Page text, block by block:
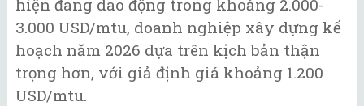
hiện đang dao động trong khoảng 2.000-
3.000 USD/mtu, doanh nghiệp xây dựng kế
hoạch năm 2026 dựa trên kịch bản thận
trọng hơn, với giả định giá khoảng 1.200
USD/mtu.